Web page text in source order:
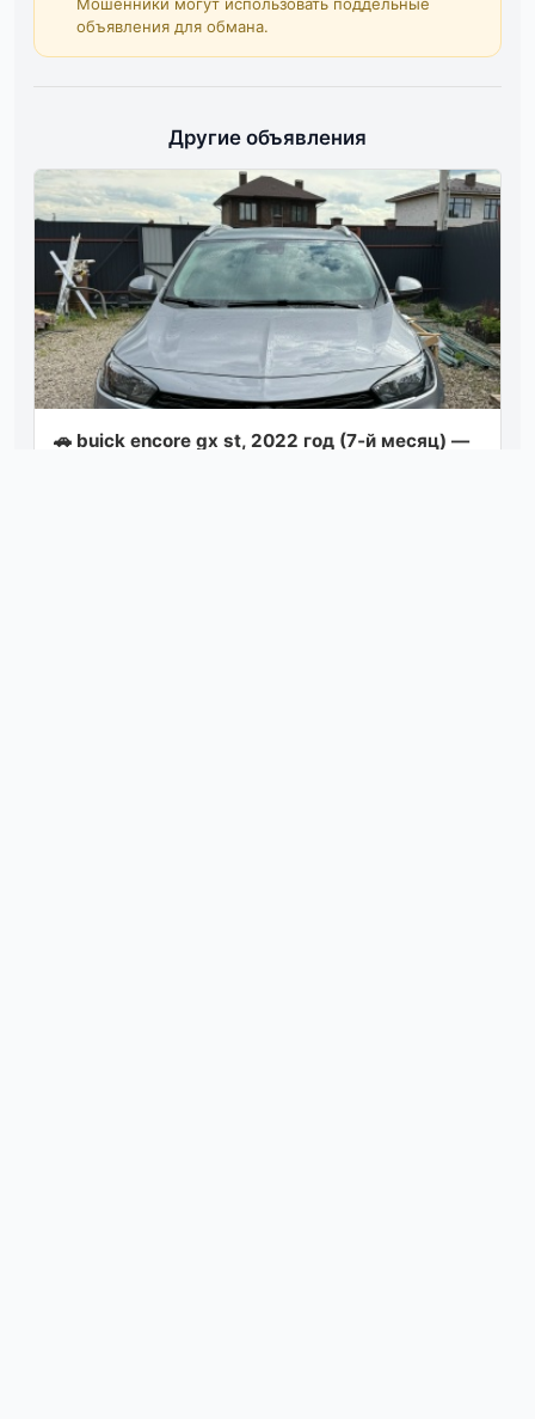
Мошенники могут использовать поддельные
объявления для обмана.
Другие объявления
🚗 buick encore gx st, 2022 год (7‑й месяц) —